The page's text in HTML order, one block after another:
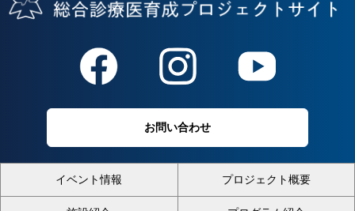
お問い合わせ
イベント情報 プロジェクト概要